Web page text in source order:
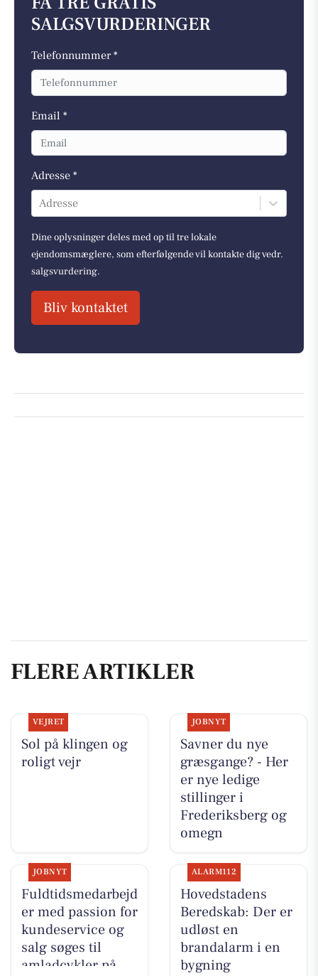
SALGSVURDERINGER
Telefonnummer *
Email *
Adresse *
Adresse
Dine oplysninger deles med op til tre lokale
ejendomsmæglere, som efterfølgende vil kontakte dig vedr.
salgsvurdering.
Bliv kontaktet
FLERE ARTIKLER
VEJRET
Sol på klingen og
roligt vejr
JOBNYT
Savner du nye
græsgange? - Her
er nye ledige
stillinger i
Frederiksberg og
omegn
JOBNYT
Fuldtidsmedarbejd
er med passion for
kundeservice og
salg søges til
amladcykler på
ALARM112
Hovedstadens
Beredskab: Der er
udløst en
brandalarm i en
bygning